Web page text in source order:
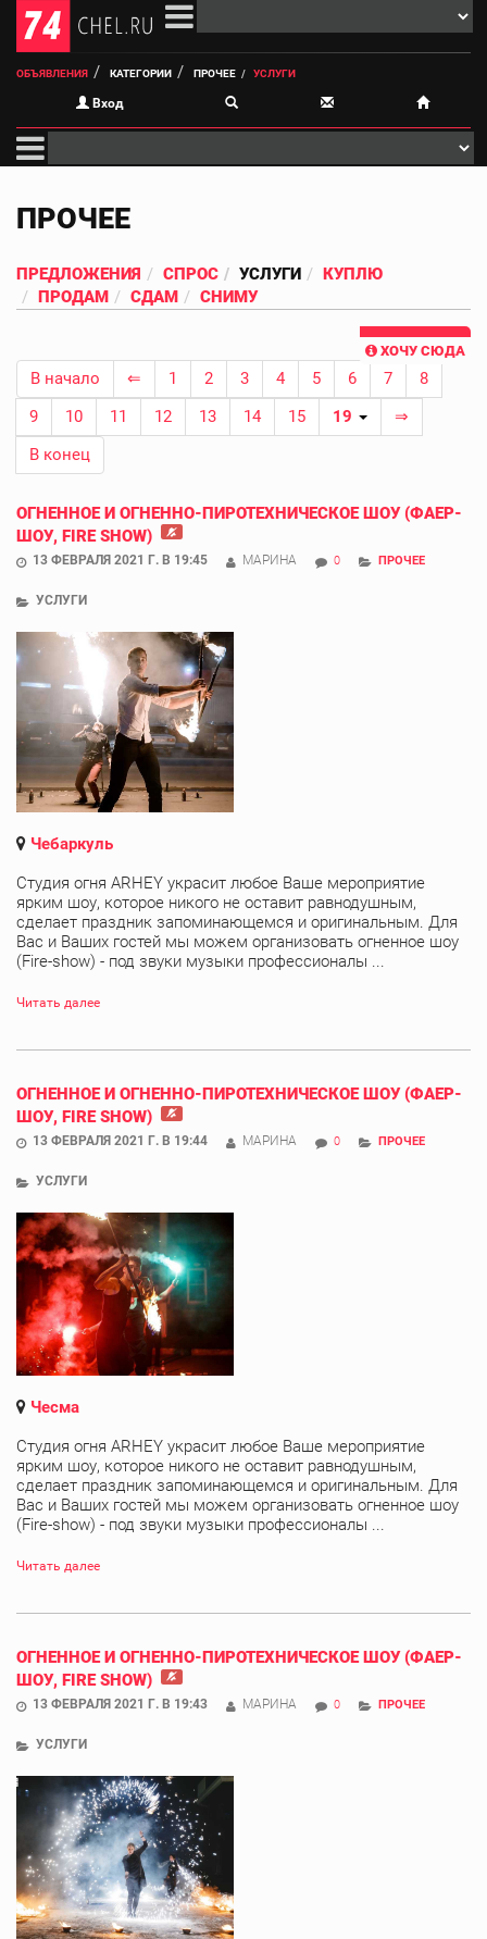
ОБЪЯВЛЕНИЯ КАТЕГОРИИ ПРОЧЕЕ УСЛУГИ
Вход
ПРОЧЕЕ
ПРЕДЛОЖЕНИЯ СПРОС УСЛУГИ
КУПЛЮ
ПРОДАМ
СДАМ СНИМУ
ХОЧУ СЮДА
В начало ⇐ 1 2 3 4 5 6 7
8
9
10 11 12 13 14 15 19
⇒
В конец
ОГНЕННОЕ И ОГНЕННО-ПИРОТЕХНИЧЕСКОЕ ШОУ (ФАЕР-
ШОУ, FIRE SHOW)
13 ФЕВРАЛЯ 2021 Г. В 19:45 МАРИНА 0 ПРОЧЕЕ
УСЛУГИ
Чебаркуль
Студия огня ARHEY украсит любое Ваше мероприятие
ярким шоу, которое никого не оставит равнодушным,
сделает праздник запоминающемся и оригинальным. Для
Вас и Ваших гостей мы можем организовать огненное шоу
(Fire-show) - под звуки музыки профессионалы ...
Читать далее
ОГНЕННОЕ И ОГНЕННО-ПИРОТЕХНИЧЕСКОЕ ШОУ (ФАЕР-
ШОУ, FIRE SHOW)
13 ФЕВРАЛЯ 2021 Г. В 19:44 МАРИНА 0 ПРОЧЕЕ
УСЛУГИ
Чесма
Студия огня ARHEY украсит любое Ваше мероприятие
ярким шоу, которое никого не оставит равнодушным,
сделает праздник запоминающемся и оригинальным. Для
Вас и Ваших гостей мы можем организовать огненное шоу
(Fire-show) - под звуки музыки профессионалы ...
Читать далее
ОГНЕННОЕ И ОГНЕННО-ПИРОТЕХНИЧЕСКОЕ ШОУ (ФАЕР-
ШОУ, FIRE SHOW)
13 ФЕВРАЛЯ 2021 Г. В 19:43 МАРИНА 0 ПРОЧЕЕ
УСЛУГИ